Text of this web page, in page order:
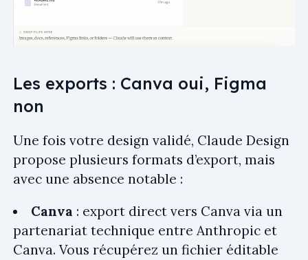
Les exports : Canva oui, Figma
non
Une fois votre design validé, Claude Design
propose plusieurs formats d’export, mais
avec une absence notable :
Canva : export direct vers Canva via un
partenariat technique entre Anthropic et
Canva. Vous récupérez un fichier éditable